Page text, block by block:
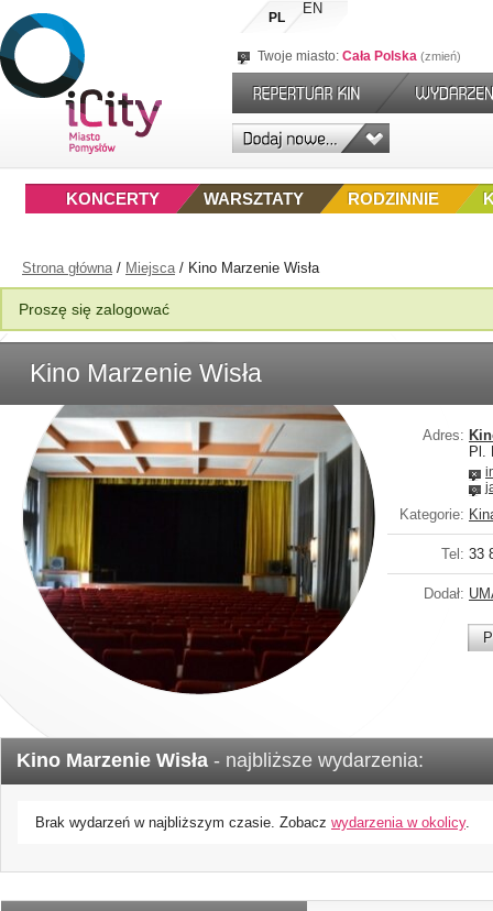
PL
EN
Twoje miasto: Cała Polska zmień
RODZINNIE
WARSZTATY
KONCERTY
Strona główna/ Miejsca/ Kino Marzenie Wisła
Proszę się zalogować
Kino Marzenie Wisła
Adres:
Pl.
Kategorie:
Tel: 33
Dodał:
Kino Marzenie Wisła - najbliższe wydarzenia:
Brak wydarzeń w najbliższym czasie. Zobacz wydarzenia w okolicy.